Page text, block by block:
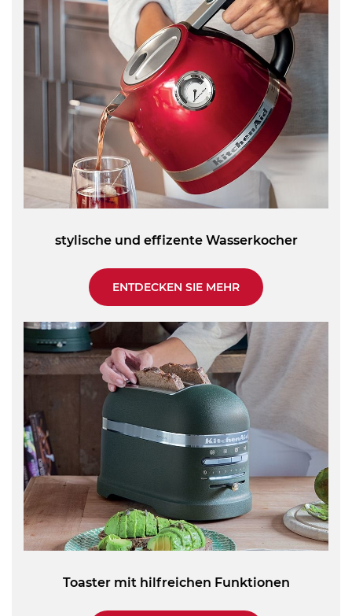
stylische und effizente Wasserkocher
ENTDECKEN SIE MEHR
Toaster mit hilfreichen Funktionen